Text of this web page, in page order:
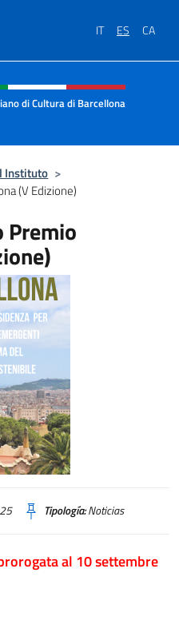
IT ES CA
web,
di Cultura di Barcellona
Instituto >
(V Edizione)
Premio
Tipología:Noticias
al 10 settembre